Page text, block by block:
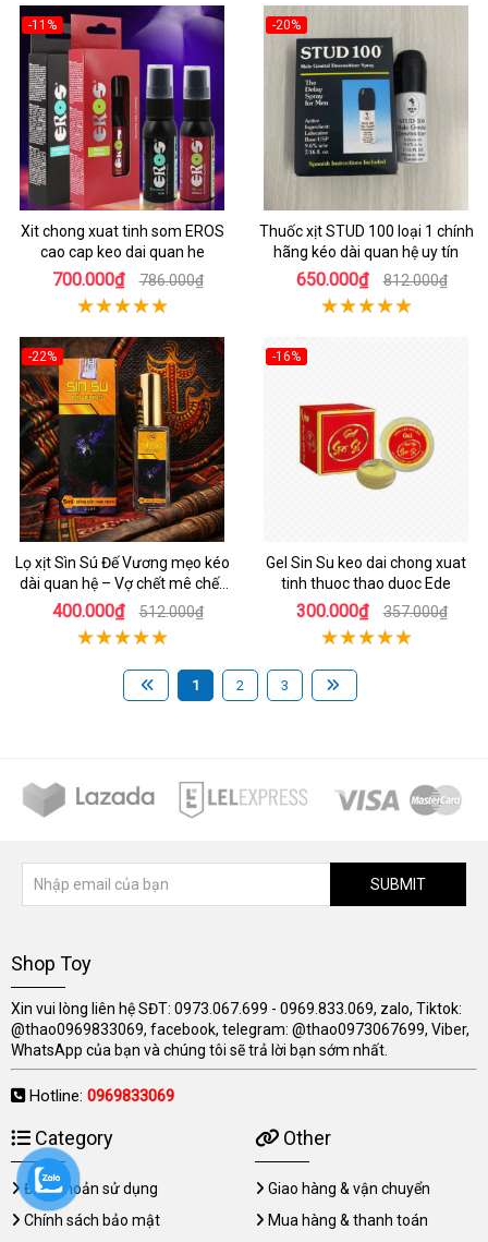
-11%
Xit chong xuat tinh som EROS
cao cap keo dai quan he
700.000₫ 786.000₫
-20%
Thuốc xịt STUD 100 loại 1 chính
hãng kéo dài quan hệ uy tín
650.000₫ 812.000₫
-22%
Lọ xịt Sìn Sú Đế Vương mẹo kéo
dài quan hệ – Vợ chết mê chết
mệt
400.000₫ 512.000₫
-16%
Gel Sin Su keo dai chong xuat
tinh thuoc thao duoc Ede
300.000₫ 357.000₫
1 2 3
SUBMIT
Shop Toy
Xin vui lòng liên hệ SĐT: 0973.067.699 - 0969.833.069, zalo, Tiktok:
@thao0969833069, facebook, telegram: @thao0973067699, Viber,
WhatsApp của bạn và chúng tôi sẽ trả lời bạn sớm nhất.
Hotline: 0969833069
Category
Điều khoản sử dụng
Chính sách bảo mật
Other
Giao hàng & vận chuyển
Mua hàng & thanh toán